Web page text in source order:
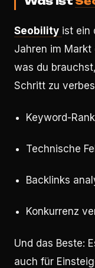
Seobility ist ein
Jahren im Markt
was du
Schritt zu
Keyword-
Technische
Backlinks
Konkurrenz
Und das Beste:
auch für